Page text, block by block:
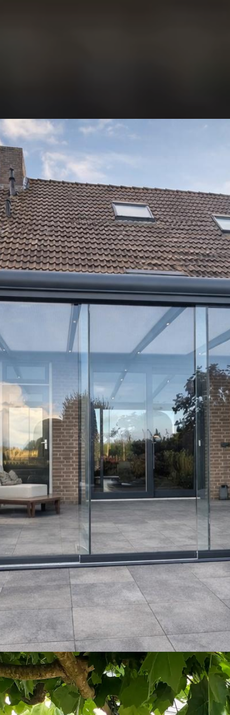
Tijdloos design, passend bij iedere
woning
Het modelPuur
is het tijdloze basismodel binnen de collectie
veranda’s vanFijn Buitenleven
. Dankzij het strakke en rustige
ontwerp past deze veranda perfect bij vrijwel iedere woning en tuin.
De veranda Puur is leverbaar met een glazen dak of polycarbonaat
dak, waardoor u zelf kunt kiezen voor maximale lichtinval of een
praktische en onderhoudsvriendelijke oplossing.